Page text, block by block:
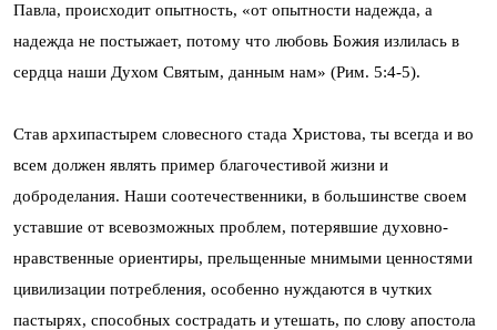
Павла, происходит опытность, «от опытности надежда, а
надежда не постыжает, потому что любовь Божия излилась в
сердца наши Духом Святым, данным нам» (Рим. 5:4-5).
Став архипастырем словесного стада Христова, ты всегда и во
всем должен являть пример благочестивой жизни и
доброделания. Наши соотечественники, в большинстве своем
уставшие от всевозможных проблем, потерявшие духовно-
нравственные ориентиры, прельщенные мнимыми ценностями
цивилизации потребления, особенно нуждаются в чутких
пастырях, способных сострадать и утешать, по слову апостола